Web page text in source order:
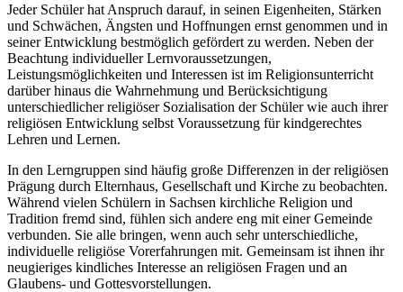
Jeder Schüler hat Anspruch darauf, in seinen Eigenheiten, Stärken
und Schwächen, Ängsten und Hoffnungen ernst genommen und in
seiner Entwicklung bestmöglich gefördert zu werden. Neben der
Beachtung individueller Lernvoraussetzungen,
Leistungsmöglichkeiten und Interessen ist im Religionsunterricht
darüber hinaus die Wahrnehmung und Berücksichtigung
unterschiedlicher religiöser Sozialisation der Schüler wie auch ihrer
religiösen Entwicklung selbst Voraussetzung für kindgerechtes
Lehren und Lernen.
In den Lerngruppen sind häufig große Differenzen in der religiösen
Prägung durch Elternhaus, Gesellschaft und Kirche zu beobachten.
Während vielen Schülern in Sachsen kirchliche Religion und
Tradition fremd sind, fühlen sich andere eng mit einer Gemeinde
verbunden. Sie alle bringen, wenn auch sehr unterschiedliche,
individuelle religiöse Vorerfahrungen mit. Gemeinsam ist ihnen ihr
neugieriges kindliches Interesse an religiösen Fragen und an
Glaubens- und Gottesvorstellungen.